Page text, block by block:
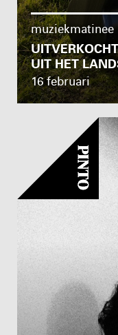
muziekmatinee
UIT HET
16 februari